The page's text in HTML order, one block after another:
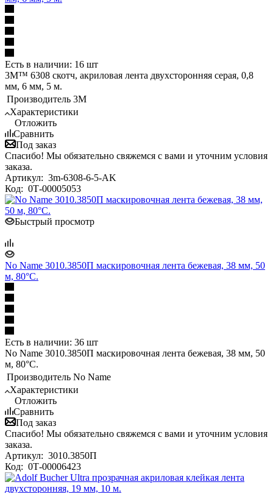
Есть в наличии: 16 шт
3M™ 6308 скотч, акриловая лента двухсторонняя серая, 0,8
мм, 6 мм, 5 м.
Производитель 3M
Характеристики
Отложить
Сравнить
Под заказ
Спасибо! Мы обязательно свяжемся с вами и уточним условия
заказа.
Артикул: 3m-6308-6-5-AK
Код: 0Т-00005053
Быстрый просмотр
No Name 3010.3850П маскировочная лента бежевая, 38 мм, 50
м, 80°С.
Есть в наличии: 36 шт
No Name 3010.3850П маскировочная лента бежевая, 38 мм, 50
м, 80°С.
Производитель No Name
Характеристики
Отложить
Сравнить
Под заказ
Спасибо! Мы обязательно свяжемся с вами и уточним условия
заказа.
Артикул: 3010.3850П
Код: 0Т-00006423